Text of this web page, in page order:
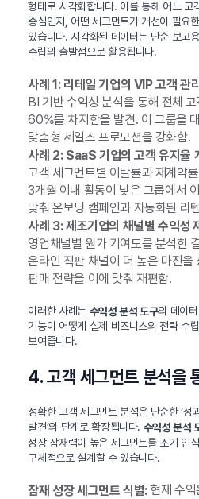
형태로 시각화합니다. 이를 통해 어느 고
중심인지, 어떤 세그먼트가 개선이 필요
있습니다. 시각화된 데이터는 단순 보고
수립의 출발점으로 활용됩니다.
사례 1: 리테일 기업의 VIP 고객 관
BI 기반 수익성 분석을 통해 전체
60%를 차지함을 발견. 이 그룹을
맞춤형 세일즈 프로모션을 강화함.
사례 2: SaaS 기업의 고객 유지율
고객 세그먼트별 이탈률과 재계약
3개월 이내 활동이 낮은 그룹에서
맞춰 온보딩 캠페인과 자동화된 리
사례 3: 제조기업의 채널별 수익성
영업채널별 원가 기여도를 분석한
온라인 직판 채널이 더 높은 마진을
판매 전략을 이에 맞춰 재편함.
이러한 사례는 수익성 분석 도구의 데이
기능이 어떻게 실제 비즈니스의 전략 수
보여줍니다.
4. 고객 세그먼트 분석을
정확한 고객 세그먼트 분석은 단순한 ‘성
발견’의 단계로 확장됩니다. 수익성 분석
성장 잠재력이 높은 세그먼트를 조기 인
구체적으로 설계할 수 있습니다.
잠재 성장 세그먼트 식별:현재 수익